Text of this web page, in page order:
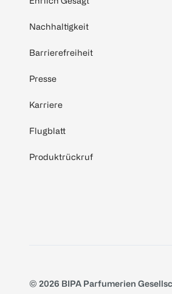
Nachhaltigkeit
Barrierefreiheit
Presse
Karriere
Flugblatt
Produktrückruf
© 2026 BIPA Parfumerien